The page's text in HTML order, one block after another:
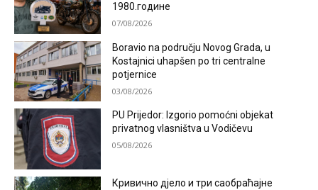
1980.године
07/08/2026
Boravio na području Novog Grada, u
Kostajnici uhapšen po tri centralne
potjernice
03/08/2026
PU Prijedor: Izgorio pomoćni objekat
privatnog vlasništva u Vodičevu
05/08/2026
Кривично дјело и три саобраћајне